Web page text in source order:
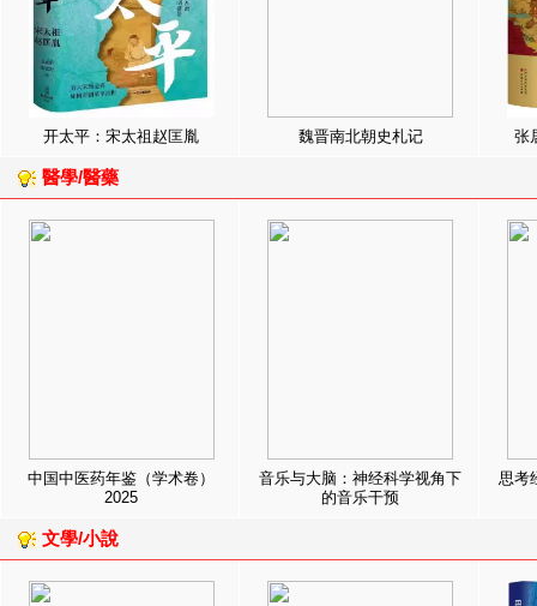
开太平：宋太祖赵匡胤 魏晋南北朝史札记 张
醫學/醫藥
中国中医药年鉴（学术卷）
2025
音乐与大脑：神经科学视角下
的音乐干预
思考
文學/小說